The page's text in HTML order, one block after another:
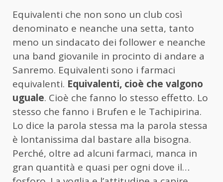
Equivalenti che non sono un club così
denominato e neanche una setta, tanto
meno un sindacato dei follower e neanche
una band giovanile in procinto di andare a
Sanremo. Equivalenti sono i farmaci
equivalenti. Equivalenti, cioè che valgono
uguale. Cioè che fanno lo stesso effetto. Lo
stesso che fanno i Brufen e le Tachipirina.
Lo dice la parola stessa ma la parola stessa
è lontanissima dal bastare alla bisogna.
Perché, oltre ad alcuni farmaci, manca in
gran quantità e quasi per ogni dove il…